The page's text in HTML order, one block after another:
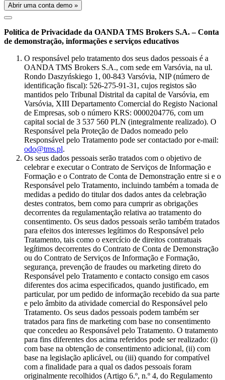
Abrir uma conta demo »
Política de Privacidade da OANDA TMS Brokers S.A. – Conta
de demonstração, informações e serviços educativos
O responsável pelo tratamento dos seus dados pessoais é a
OANDA TMS Brokers S.A., com sede em Varsóvia, na ul.
Rondo Daszyńskiego 1, 00-843 Varsóvia, NIP (número de
identificação fiscal): 526-275-91-31, cujos registos são
mantidos pelo Tribunal Distrital da capital de Varsóvia, em
Varsóvia, XIII Departamento Comercial do Registo Nacional
de Empresas, sob o número KRS: 0000204776, com um
capital social de 3 537 560 PLN (integralmente realizado). O
Responsável pela Proteção de Dados nomeado pelo
Responsável pelo Tratamento pode ser contactado por e-mail:
odo@tms.pl.
Os seus dados pessoais serão tratados com o objetivo de
celebrar e executar o Contrato de Serviços de Informação e
Formação e o Contrato de Conta de Demonstração entre si e o
Responsável pelo Tratamento, incluindo também a tomada de
medidas a pedido do titular dos dados antes da celebração
destes contratos, bem como para cumprir as obrigações
decorrentes da regulamentação relativa ao tratamento do
consentimento. Os seus dados pessoais serão também tratados
para efeitos dos interesses legítimos do Responsável pelo
Tratamento, tais como o exercício de direitos contratuais
legítimos decorrentes do Contrato de Conta de Demonstração
ou do Contrato de Serviços de Informação e Formação,
segurança, prevenção de fraudes ou marketing direto do
Responsável pelo Tratamento e contacto consigo em casos
diferentes dos acima especificados, quando justificado, em
particular, por um pedido de informação recebido da sua parte
e pelo âmbito da atividade comercial do Responsável pelo
Tratamento. Os seus dados pessoais podem também ser
tratados para fins de marketing com base no consentimento
que concedeu ao Responsável pelo Tratamento. O tratamento
para fins diferentes dos acima referidos pode ser realizado: (i)
com base na obtenção de consentimento adicional, (ii) com
base na legislação aplicável, ou (iii) quando for compatível
com a finalidade para a qual os dados pessoais foram
originalmente recolhidos (Artigo 6.º, n.º 4, do Regulamento